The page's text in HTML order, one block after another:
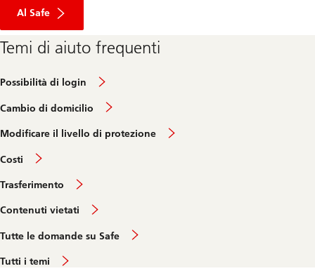
Al Safe
Temi di aiuto frequenti
Possibilità di login
Cambio di domicilio
Modificare il livello di protezione
Costi
Trasferimento
Contenuti vietati
Tutte le domande su Safe
Tutti i temi